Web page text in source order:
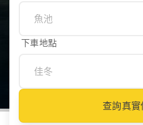
下車地點
查詢真